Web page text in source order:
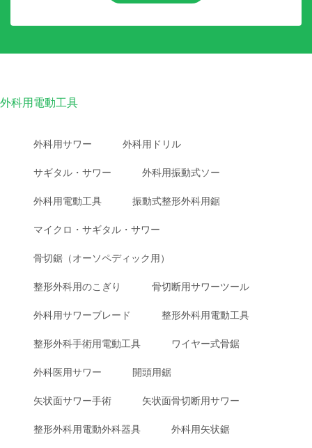
外科用電動工具
外科用サワー 外科用ドリル
サギタル・サワー 外科用振動式ソー
外科用電動工具 振動式整形外科用鋸
マイクロ・サギタル・サワー
骨切鋸（オーソペディック用）
整形外科用のこぎり 骨切断用サワーツール
外科用サワーブレード 整形外科用電動工具
整形外科手術用電動工具 ワイヤー式骨鋸
外科医用サワー 開頭用鋸
矢状面サワー手術 矢状面骨切断用サワー
整形外科用電動外科器具 外科用矢状鋸